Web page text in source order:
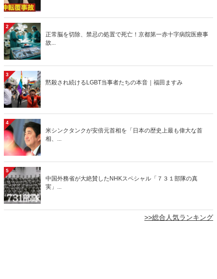
2
正常脳を切除、禁忌の処置で死亡！京都第一赤十字病院医療事
故...
3
黙殺され続けるLGBT当事者たちの本音｜福田ますみ
4
米シンクタンクが安倍元首相を「日本の歴史上最も偉大な首
相、...
5
中国外務省が大絶賛したNHKスペシャル「７３１部隊の真
実」...
>>総合人気ランキング